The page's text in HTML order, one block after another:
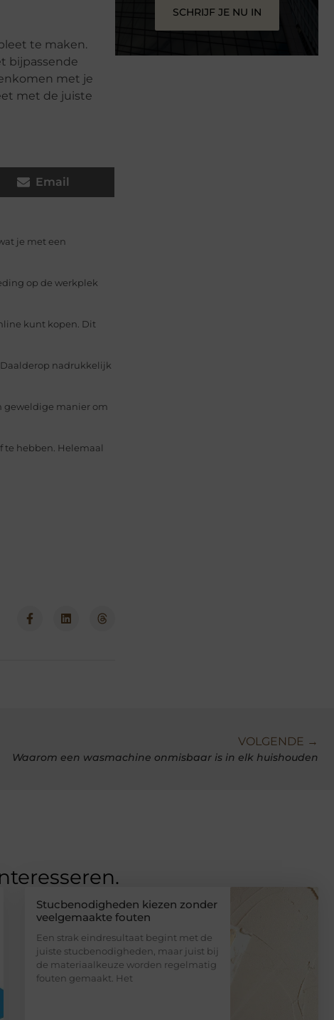
te maken.
bijpassende
met je
met de juiste
Email
je met een
op de werkplek
kunt kopen. Dit
Daalderop nadrukkelijk
geweldige manier om
te hebben. Helemaal
SCHRIJF JE NU IN
VOLGENDE →
Waarom een wasmachine onmisbaar is in elk huishouden
Stucbenodigheden kiezen zonder
veelgemaakte fouten
Een strak eindresultaat begint met de
juiste stucbenodigheden, maar juist bij
de materiaalkeuze worden regelmatig
fouten gemaakt. Het